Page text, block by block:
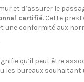
et d’assurer le
certifié. Cette
une conformité aux
qu’il peut être
les bureaux